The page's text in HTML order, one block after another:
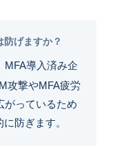
げますか？
MFA導入済み企
攻撃やMFA疲労
がっているため
防ぎます。